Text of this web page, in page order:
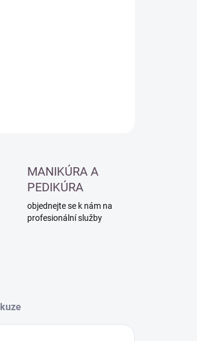
MANIKÚRA A
PEDIKÚRA
objednejte se k nám na
profesionální služby